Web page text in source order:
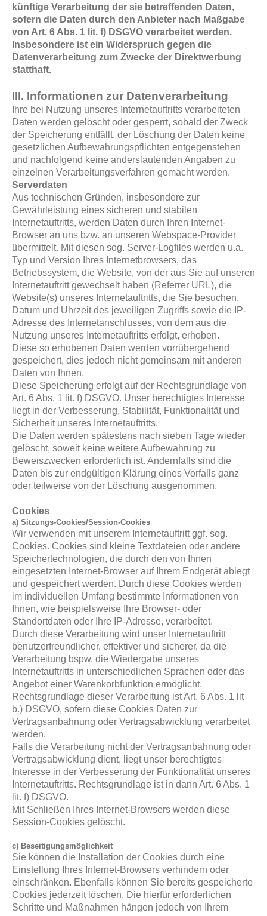
künftige Verarbeitung der sie betreffenden Daten,
sofern die Daten durch den Anbieter nach Maßgabe
von Art. 6 Abs. 1 lit. f) DSGVO verarbeitet werden.
Insbesondere ist ein Widerspruch gegen die
Datenverarbeitung zum Zwecke der Direktwerbung
statthaft.
III. Informationen zur Datenverarbeitung
Ihre bei Nutzung unseres Internetauftritts verarbeiteten
Daten werden gelöscht oder gesperrt, sobald der Zweck
der Speicherung entfällt, der Löschung der Daten keine
gesetzlichen Aufbewahrungspflichten entgegenstehen
und nachfolgend keine anderslautenden Angaben zu
einzelnen Verarbeitungsverfahren gemacht werden.
Serverdaten
Aus technischen Gründen, insbesondere zur
Gewährleistung eines sicheren und stabilen
Internetauftritts, werden Daten durch Ihren Internet-
Browser an uns bzw. an unseren Webspace-Provider
übermittelt. Mit diesen sog. Server-Logfiles werden u.a.
Typ und Version Ihres Internetbrowsers, das
Betriebssystem, die Website, von der aus Sie auf unseren
Internetauftritt gewechselt haben (Referrer URL), die
Website(s) unseres Internetauftritts, die Sie besuchen,
Datum und Uhrzeit des jeweiligen Zugriffs sowie die IP-
Adresse des Internetanschlusses, von dem aus die
Nutzung unseres Internetauftritts erfolgt, erhoben.
Diese so erhobenen Daten werden vorrübergehend
gespeichert, dies jedoch nicht gemeinsam mit anderen
Daten von Ihnen.
Diese Speicherung erfolgt auf der Rechtsgrundlage von
Art. 6 Abs. 1 lit. f) DSGVO. Unser berechtigtes Interesse
liegt in der Verbesserung, Stabilität, Funktionalität und
Sicherheit unseres Internetauftritts.
Die Daten werden spätestens nach sieben Tage wieder
gelöscht, soweit keine weitere Aufbewahrung zu
Beweiszwecken erforderlich ist. Andernfalls sind die
Daten bis zur endgültigen Klärung eines Vorfalls ganz
oder teilweise von der Löschung ausgenommen.
Cookies
a) Sitzungs-Cookies/Session-Cookies
Wir verwenden mit unserem Internetauftritt ggf. sog.
Cookies. Cookies sind kleine Textdateien oder andere
Speichertechnologien, die durch den von Ihnen
eingesetzten Internet-Browser auf Ihrem Endgerät ablegt
und gespeichert werden. Durch diese Cookies werden
im individuellen Umfang bestimmte Informationen von
Ihnen, wie beispielsweise Ihre Browser- oder
Standortdaten oder Ihre IP-Adresse, verarbeitet.
Durch diese Verarbeitung wird unser Internetauftritt
benutzerfreundlicher, effektiver und sicherer, da die
Verarbeitung bspw. die Wiedergabe unseres
Internetauftritts in unterschiedlichen Sprachen oder das
Angebot einer Warenkorbfunktion ermöglicht.
Rechtsgrundlage dieser Verarbeitung ist Art. 6 Abs. 1 lit
b.) DSGVO, sofern diese Cookies Daten zur
Vertragsanbahnung oder Vertragsabwicklung verarbeitet
werden.
Falls die Verarbeitung nicht der Vertragsanbahnung oder
Vertragsabwicklung dient, liegt unser berechtigtes
Interesse in der Verbesserung der Funktionalität unseres
Internetauftritts. Rechtsgrundlage ist in dann Art. 6 Abs. 1
lit. f) DSGVO.
Mit Schließen Ihres Internet-Browsers werden diese
Session-Cookies gelöscht.
c) Beseitigungsmöglichkeit
Sie können die Installation der Cookies durch eine
Einstellung Ihres Internet-Browsers verhindern oder
einschränken. Ebenfalls können Sie bereits gespeicherte
Cookies jederzeit löschen. Die hierfür erforderlichen
Schritte und Maßnahmen hängen jedoch von Ihrem